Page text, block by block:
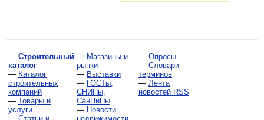
— Строительный
каталог
— Каталог
строительных
компаний
— Товары и
услуги
— Магазины и
рынки
— Выставки
— ГОСТы,
СНИПы,
СанПиНы
— Новости
— Опросы
— Словари
терминов
— Лента
новостей RSS